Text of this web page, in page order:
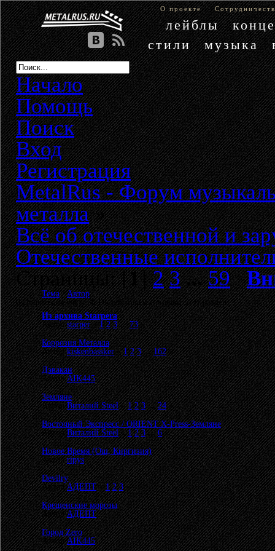
О проекте
лейблы
стили
музыка
Начало
Помощь
Поиск
Вход
Регистрация
MetalRus - Форум
металла»
Всё об отечественной и
Отечественные
Страницы: [1]2 3 ...59
Тема/Автор
0 Пользователей и 30 Гостей просматривают этот раздел.
Из архива Starpera
Авторstarper «1 2 3 ...73»
Коррозия Металла
Авторkiskenbassker «1 2 3 ...162»
Дэвакан
АвторAIK445
Земляне
АвторВиталий Steel «1 2 3 ...24»
Восточный Экспресс / ORIENT X-Press-Земляне
АвторВиталий Steel «1 2 3 ...6»
Новое Время (Ош, Киргизия)
Авторripys
Devilry
АвторАДЕПТ «1 2 3»
Крещенские морозы
АвторАДЕПТ
Город Zero
АвторAIK445